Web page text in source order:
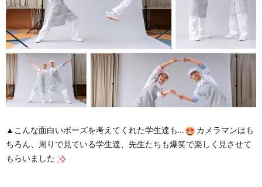
▲こんな面白いポーズを考えてくれた学生達も…
カメラマンはも
ちろん、周りで見ている学生達、先生たちも爆笑で楽しく見させて
もらいました